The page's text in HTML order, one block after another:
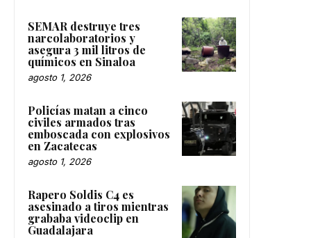
SEMAR destruye tres
narcolaboratorios y
asegura 3 mil litros de
químicos en Sinaloa
agosto 1, 2026
Policías matan a cinco
civiles armados tras
emboscada con explosivos
en Zacatecas
agosto 1, 2026
Rapero Soldis C4 es
asesinado a tiros mientras
grababa videoclip en
Guadalajara